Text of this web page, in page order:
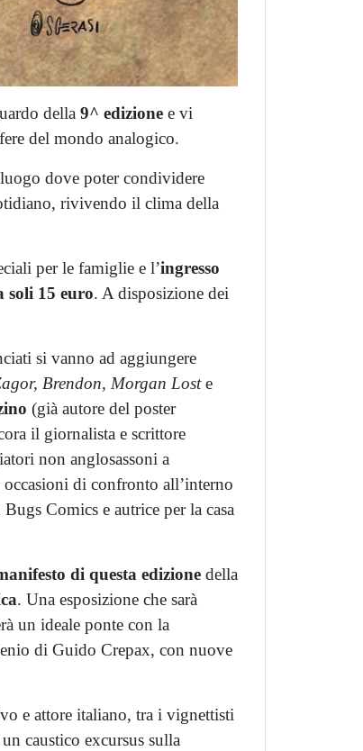
della 9^ edizione e vi
del mondo analogico.
dove poter condividere
rivivendo il clima della
per le famiglie e l’ingresso
soli 15 euro. A disposizione dei
si vanno ad aggiungere
Brendon, Morgan Loste
(già autore del poster
il giornalista e scrittore
non anglosassoni a
di confronto all’interno
Comics e autrice per la casa
di questa edizione della
. Una esposizione che sarà
un ideale ponte con la
di Guido Crepax, con nuove
e attore italiano, tra i vignettisti
caustico excursus sulla